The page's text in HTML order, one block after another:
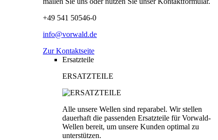
+49 541 50546-0
info@vorwald.de
Zur Kontaktseite
Ersatzteile
ERSATZTEILE
Alle unsere Wellen sind reparabel. Wir stellen
dauerhaft die passenden Ersatzteile für Vorwald-
Wellen bereit, um unsere Kunden optimal zu
unterstützen.